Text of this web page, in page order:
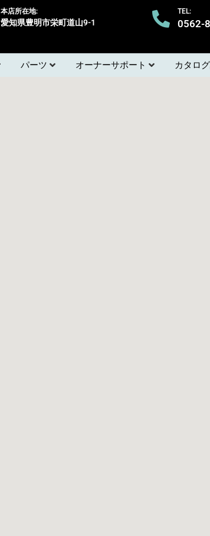
本店所在地:
愛知県豊明市栄町道山9-1
TEL:
0562-
パーツ オーナーサポート カタロ